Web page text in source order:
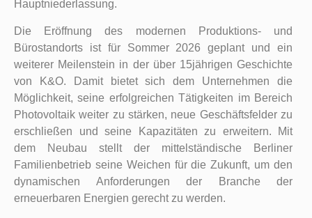
Hauptniederlassung.
Die Eröffnung des modernen Produktions- und
Bürostandorts ist für Sommer 2026 geplant und ein
weiterer Meilenstein in der über 15jährigen Geschichte
von K&O. Damit bietet sich dem Unternehmen die
Möglichkeit, seine erfolgreichen Tätigkeiten im Bereich
Photovoltaik weiter zu stärken, neue Geschäftsfelder zu
erschließen und seine Kapazitäten zu erweitern. Mit
dem Neubau stellt der mittelständische Berliner
Familienbetrieb seine Weichen für die Zukunft, um den
dynamischen Anforderungen der Branche der
erneuerbaren Energien gerecht zu werden.